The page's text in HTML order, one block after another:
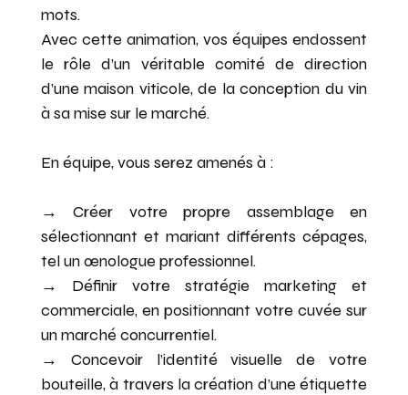
mots.
Avec cette animation, vos équipes endossent
le rôle d’un véritable comité de direction
d’une maison viticole, de la conception du vin
à sa mise sur le marché.
En équipe, vous serez amenés à :
→ Créer votre propre assemblage en
sélectionnant et mariant différents cépages,
tel un œnologue professionnel.
→ Définir votre stratégie marketing et
commerciale, en positionnant votre cuvée sur
un marché concurrentiel.
→ Concevoir l’identité visuelle de votre
bouteille, à travers la création d’une étiquette